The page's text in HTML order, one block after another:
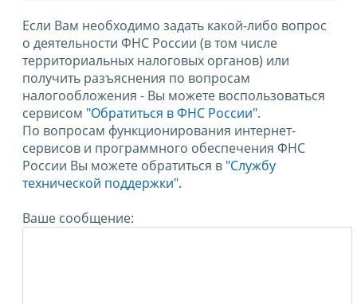
Если Вам необходимо задать какой-либо вопрос
о деятельности ФНС России (в том числе
территориальных налоговых органов) или
получить разъяснения по вопросам
налогообложения - Вы можете воспользоваться
сервисом "Обратиться в ФНС России".
По вопросам функционирования интернет-
сервисов и программного обеспечения ФНС
России Вы можете обратиться в "Службу
технической поддержки".
Ваше сообщение: